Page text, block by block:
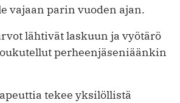
vajaan parin vuoden ajan.
lähtivät laskuun ja vyötärö
perheenjäseniäänkin
tekee yksilöllistä